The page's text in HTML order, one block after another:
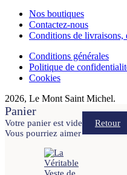
Nos boutiques
Contactez-nous
Conditions de livraisons,
Conditions générales
Politique de
Cookies
2026, Le Mont Saint Michel.
Panier
Votre panier est vide
Retour
Vous pourriez aimer